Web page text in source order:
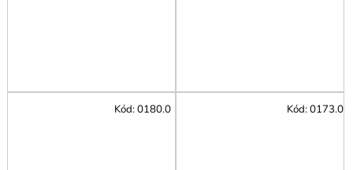
Kód:0180.0 Kód:0173.0